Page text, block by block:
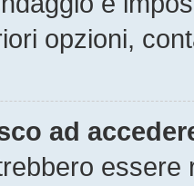
opzioni,
ad